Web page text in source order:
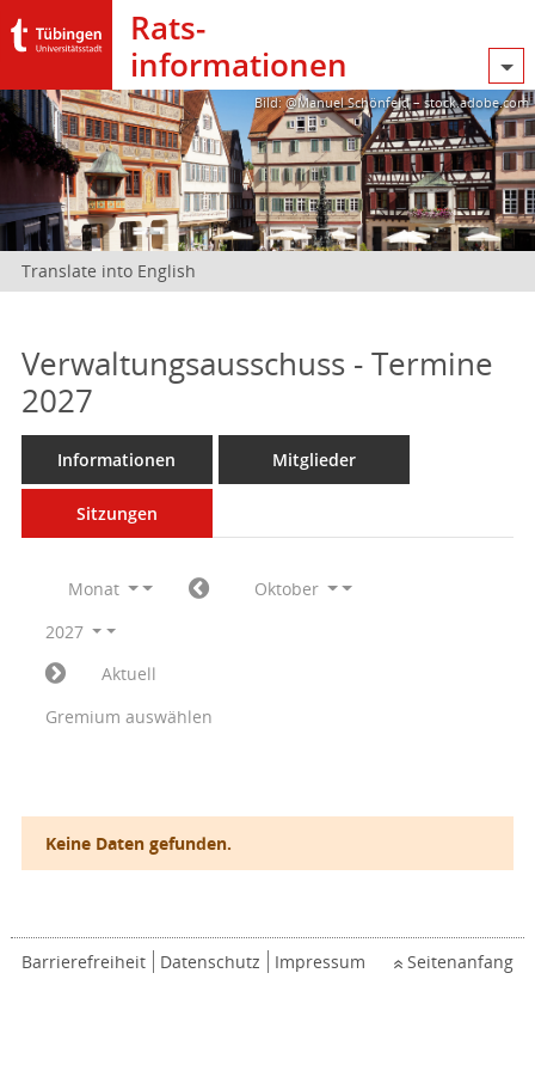
Rats­
informationen
Bild: @Manuel Schönfeld – stock.adobe.com
Translate into English
Verwaltungsausschuss - Termine
2027
Informationen Mitglieder
Sitzungen
Monat
Oktober
2027
Aktuell
Gremium auswählen
Keine Daten gefunden.
Barrierefreiheit Datenschutz Impressum Seitenanfang